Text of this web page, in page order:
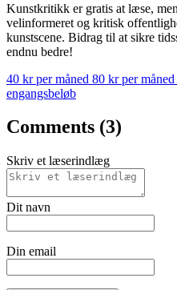
Kunstkritikk er gratis at læse,
velinformeret og kritisk
kunstscene. Bidrag til at sikre
endnu bedre!
40 kr per måned 80 kr per måned
engangsbeløb
Comments (3)
Skriv et læserindlæg
Dit navn
Din email